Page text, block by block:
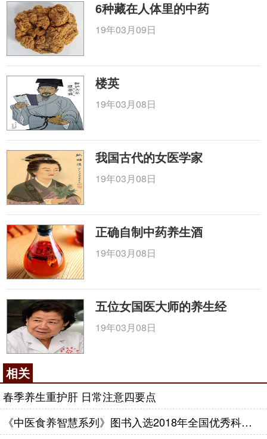
6种藏在人体里的中药
19年03月09日
楼英
19年03月08日
我国古代的女医学家
19年03月08日
正确自制中药养生酒
19年03月08日
五位女国医大师的养生经
19年03月08日
相关
春季养生重护肝 日常注意四要点
《中医食养智慧系列》图书入选2018年全国优秀科普作品名单